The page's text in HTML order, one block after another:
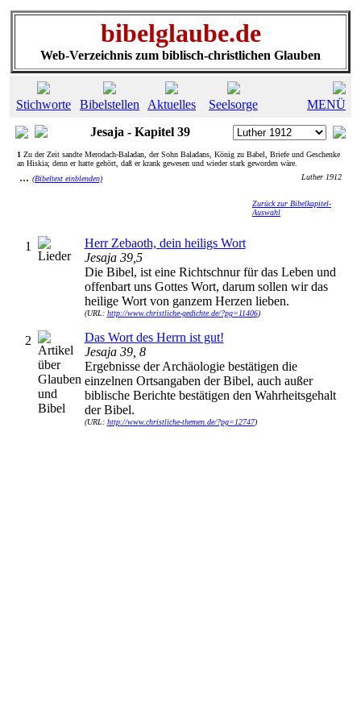
bibelglaube.de
Web-Verzeichnis zum biblisch-christlichen Glauben
Stichworte Bibelstellen Aktuelles Seelsorge
MENÜ
Jesaja - Kapitel 39
1 Zu der Zeit sandte Merodach-Baladan, der Sohn Baladans, König zu Babel, Briefe und Geschenke
an Hiskia; denn er hatte gehört, daß er krank gewesen und wieder stark geworden wäre.
... (Bibeltext einblenden) Luther 1912
Zurück zur Bibelkapitel-
Auswahl
1
Herr Zebaoth, dein heiligs Wort
Jesaja 39,5
Die Bibel, ist eine Richtschnur für das Leben und
offenbart uns Gottes Wort, darum sollen wir das
heilige Wort von ganzem Herzen lieben.
(URL: http://www.christliche-gedichte.de/?pg=11406)
2
Das Wort des Herrn ist gut!
Jesaja 39, 8
Ergebnisse der Archäologie bestätigen die
einzelnen Ortsangaben der Bibel, auch außer
biblische Berichte bestätigen den Wahrheitsgehalt
der Bibel.
(URL: http://www.christliche-themen.de/?pg=12747)